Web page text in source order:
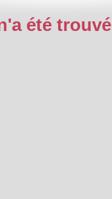
été trouvé